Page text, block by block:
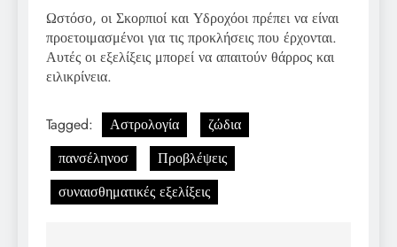
Ωστόσο, οι Σκορπιοί και Υδροχόοι πρέπει να είναι
προετοιμασμένοι για τις προκλήσεις που έρχονται.
Αυτές οι εξελίξεις μπορεί να απαιτούν θάρρος και
ειλικρίνεια.
Tagged: Αστρολογία
ζώδια
πανσέληνοσ
Προβλέψεις
συναισθηματικές εξελίξεις